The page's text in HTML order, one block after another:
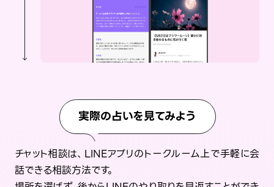
実際の占いを見てみよう
チャット相談は、LINEアプリのトークルーム上で手軽に会
話できる相談方法です。